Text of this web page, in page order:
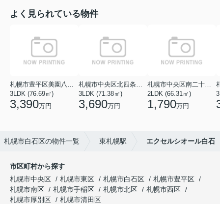
よく見られている物件
3LDK (76.69㎡)
3,390万円
3LDK (71.38㎡)
3,690万円
2LDK (66.31㎡)
1,790万円
札幌市白石区の物件一覧 東札幌駅 エクセルシオール白石
市区町村から探す
札幌市中央区
札幌市東区 札幌市白石区
札幌市豊平区
札幌市南区
札幌市手稲区 札幌市北区
札幌市西区
札幌市厚別区
札幌市清田区